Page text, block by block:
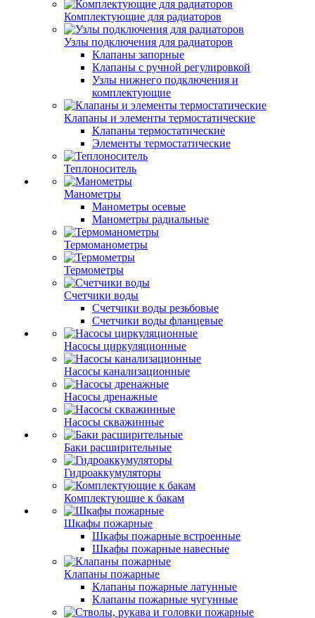
Комплектующие для радиаторов
Узлы подключения для радиаторов
Клапаны запорные
Клапаны с ручной регулировкой
Узлы нижнего подключения и
комплектующие
Клапаны и элементы термостатические
Клапаны термостатические
Элементы термостатические
Теплоноситель
Манометры
Манометры осевые
Манометры радиальные
Термоманометры
Термометры
Счетчики воды
Счетчики воды резьбовые
Счетчики воды фланцевые
Насосы циркуляционные
Насосы канализационные
Насосы дренажные
Насосы скважинные
Баки расширительные
Гидроаккумуляторы
Комплектующие к бакам
Шкафы пожарные
Шкафы пожарные встроенные
Шкафы пожарные навесные
Клапаны пожарные
Клапаны пожарные латунные
Клапаны пожарные чугунные